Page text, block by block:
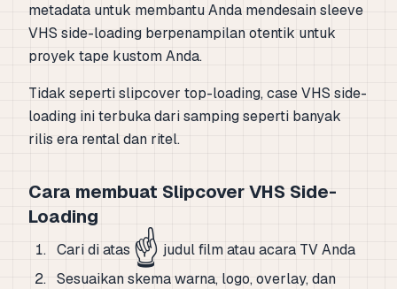
metadata untuk membantu Anda mendesain sleeve
VHS side-loading berpenampilan otentik untuk
proyek tape kustom Anda.
Tidak seperti slipcover top-loading, case VHS side-
loading ini terbuka dari samping seperti banyak
rilis era rental dan ritel.
Cara membuat Slipcover VHS Side-
Loading
Cari di atas ☝️ judul film atau acara TV Anda
Sesuaikan skema warna, logo, overlay, dan